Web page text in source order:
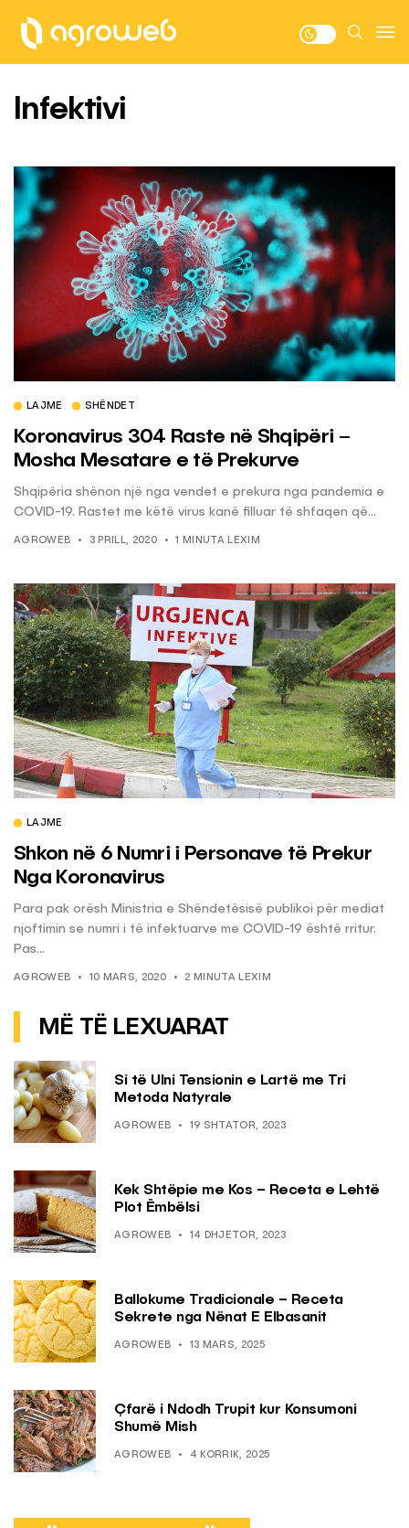
Infektivi
LAJME SHËNDET
Koronavirus 304 Raste në Shqipëri –
Mosha Mesatare e të Prekurve
Shqipëria shënon një nga vendet e prekura nga pandemia e
COVID-19. Rastet me këtë virus kanë filluar të shfaqen që...
AGROWEB 3 PRILL, 2020 1 MINUTA LEXIM
LAJME
Shkon në 6 Numri i Personave të Prekur
Nga Koronavirus
Para pak orësh Ministria e Shëndetësisë publikoi për mediat
njoftimin se numri i të infektuarve me COVID-19 është rritur.
Pas...
AGROWEB 10 MARS, 2020 2 MINUTA LEXIM
MË TË LEXUARAT
Si të Ulni Tensionin e Lartë me Tri
Metoda Natyrale
AGROWEB 19 SHTATOR, 2023
Kek Shtëpie me Kos – Receta e Lehtë
Plot Ëmbëlsi
AGROWEB 14 DHJETOR, 2023
Ballokume Tradicionale – Receta
Sekrete nga Nënat E Elbasanit
AGROWEB 13 MARS, 2025
Çfarë i Ndodh Trupit kur Konsumoni
Shumë Mish
AGROWEB 4 KORRIK, 2025